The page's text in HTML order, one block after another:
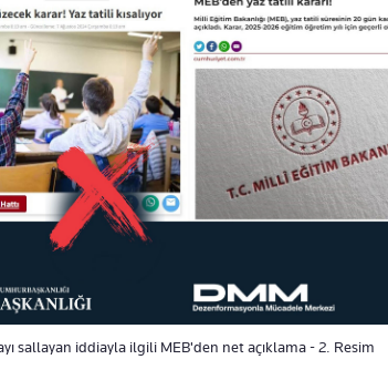
sallayan iddiayla ilgili MEB'den net açıklama - 2. Resim